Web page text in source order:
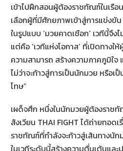
เข้าไปฝึกสอนผู้ต้องราชทัณฑ์ในเรือ
เลือกผู้ที่มีศักยภาพเข้าสู่การแข่งขั
ในรูปแบบ ‘มวยคาดเชือก’ เวทีนี้จึง
แต่คือ ‘เวทีแห่งโอกาส’ ที่เปิดทาง
ความสามารถ สร้างความภาคภูมิใ
ไม่ว่าจะก้าวสู่การเป็นนักมวย หรือ
โทษ”
เผด็จศึก หนึ่งในนักมวยผู้ต้องราช
สังเวียน THAI FIGHT ได้ถ่ายทอด
ราชทัณฑ์ที่กำลังจะก้าวสู่เส้นทางนั
ในเวทีระดับนี้สร้างความตื่นเต้นแล